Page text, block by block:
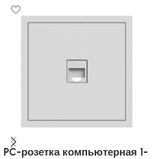
PC-розетка компьютерная 1-